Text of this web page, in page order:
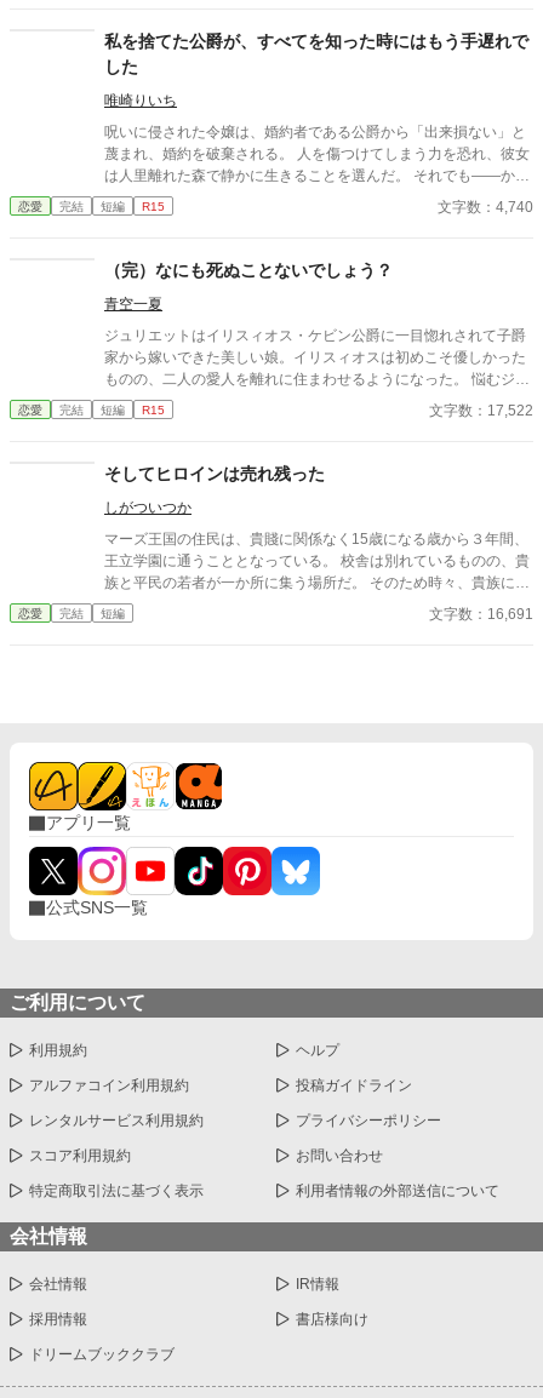
から既に了承を得ているという。 両親も妹の味方なのだと暗い気
持ちになったリーゼだったが…。
私を捨てた公爵が、すべてを知った時にはもう手遅れで
した
唯崎りいち
呪いに侵された令嬢は、婚約者である公爵から「出来損ない」と
蔑まれ、婚約を破棄される。 人を傷つけてしまう力を恐れ、彼女
は人里離れた森で静かに生きることを選んだ。 それでも――かつ
て愛した人が死にかけていると知った時、彼女は自らの命を削
り、その命を救う。 想いを告げることもなく、すべてを置いて去
が―― そこにいたのは、別の男に手を取られ、幸せそうに微笑む
彼女の姿だった。 すれ違いの果てに、ようやく手に入れた幸せ
と、すべてを失った男の後悔の物語。
恋愛 完結 短編 R15 文字数：4,740
（完）なにも死ぬことないでしょう？
青空一夏
ジュリエットはイリスィオス・ケビン公爵に一目惚れされて子爵
家から嫁いできた美しい娘。イリスィオスは初めこそ優しかった
ものの、二人の愛人を離れに住まわせるようになった。 悩むジュ
リエットは悲しみのあまり湖に身を投げて死のうとしたが死にき
れず昏睡状態になる。前世を昏睡状態で思い出したジュリエット
で生きた記憶が不意に蘇ったのだ。 若い頃はいろいろな趣味を持
ち、男性からもモテた彼女の名は真理。結婚もし子供も産み、い
ろいろな経験もしてきた真理は知っている。 『亭主、元気で留守
がいい』ということを。 だったらこの状況って超ラッキーだわ♪
イケてるおばさん真理（外見は20代前半のジュリエット）がく
りひろげるはちゃめちゃコメディー。 ゆるふわ設定ご都合主義。
ーになります。中世ヨーロッパ風ですが和のテイストも混じり合
恋愛 完結 短編 R15 文字数：17,522
そしてヒロインは売れ残った
しがついつか
マーズ王国の住民は、貴賤に関係なく15歳になる歳から３年間、
王立学園に通うこととなっている。 校舎は別れているものの、貴
族と平民の若者が一か所に集う場所だ。 そのため時々、貴族に対
してとんでもないことをやらかす平民が出てきてしまうのであっ
た。 リーリエが入学した年がまさにそれだった。 入学早々、平民
恋愛 完結 短編 文字数：16,691
アプリ一覧
公式SNS一覧
ご利用について
利用規約 ヘルプ
アルファコイン利用規約 投稿ガイドライン
レンタルサービス利用規約 プライバシーポリシー
スコア利用規約 お問い合わせ
特定商取引法に基づく表示 利用者情報の外部送信について
会社情報
会社情報 IR情報
採用情報 書店様向け
ドリームブッククラブ